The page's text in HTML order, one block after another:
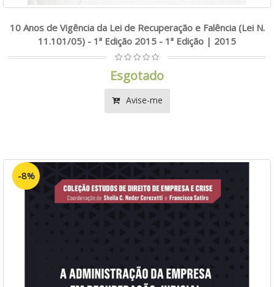
10 Anos de Vigência da Lei de Recuperação e Falência (Lei N.
11.101/05) - 1ª Edição 2015 - 1ª Edição | 2015
Esgotado
Avise-me
-8%